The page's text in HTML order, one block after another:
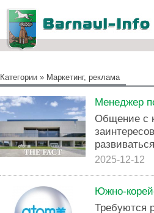
Категории » Маркетинг, реклама
Менеджер
Общение с
2025-12-12
Южно-
Требуются